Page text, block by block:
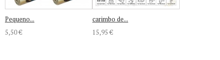
Pequeno...
5,50 €
carimbo de...
15,95 €